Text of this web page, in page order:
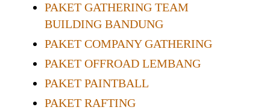
PAKET GATHERING TEAM
BUILDING BANDUNG
PAKET COMPANY GATHERING
PAKET OFFROAD LEMBANG
PAKET PAINTBALL
PAKET RAFTING